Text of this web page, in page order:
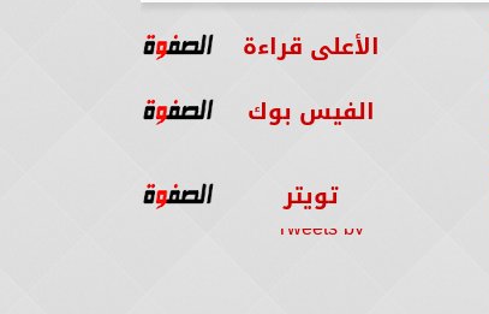
الأعلى قراءة
الفيس بوك
تويتر
Tweets by